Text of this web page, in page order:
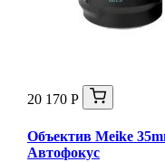
20 170 Р
Объектив Meike
Автофокус